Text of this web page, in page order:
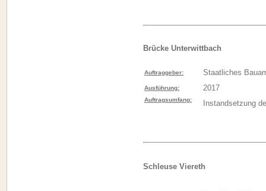
Brücke Unterwittbach
Auftraggeber: Staatliches
Ausführung: 2017
Auftragsumfang: Instandsetzung
Schleuse Viereth